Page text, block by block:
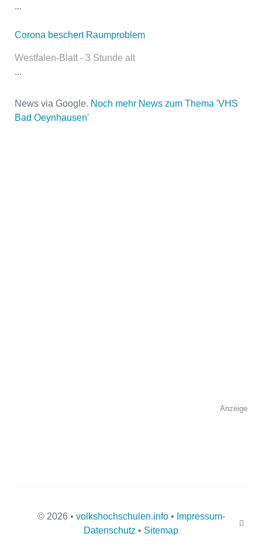
E-Mail *
...
Corona beschert Raumproblem
Westfalen-Blatt - 3 Stunde alt
...
News via Google. Noch mehr News zum Thema 'VHS
Bad Oeynhausen'
Anzeige
© 2026 • volkshochschulen.info• Impressum-
Datenschutz • Sitemap